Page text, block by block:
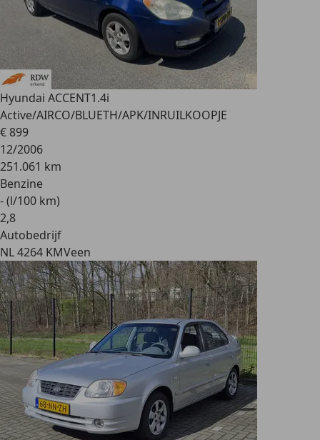
Hyundai ACCENT1.4i
Active/AIRCO/BLUETH/APK/INRUILKOOPJE
€ 899
12/2006
251.061 km
Benzine
- (l/100 km)
2,8
Autobedrijf
NL 4264 KMVeen